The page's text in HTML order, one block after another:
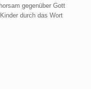
gegenüber Gott
durch das Wort